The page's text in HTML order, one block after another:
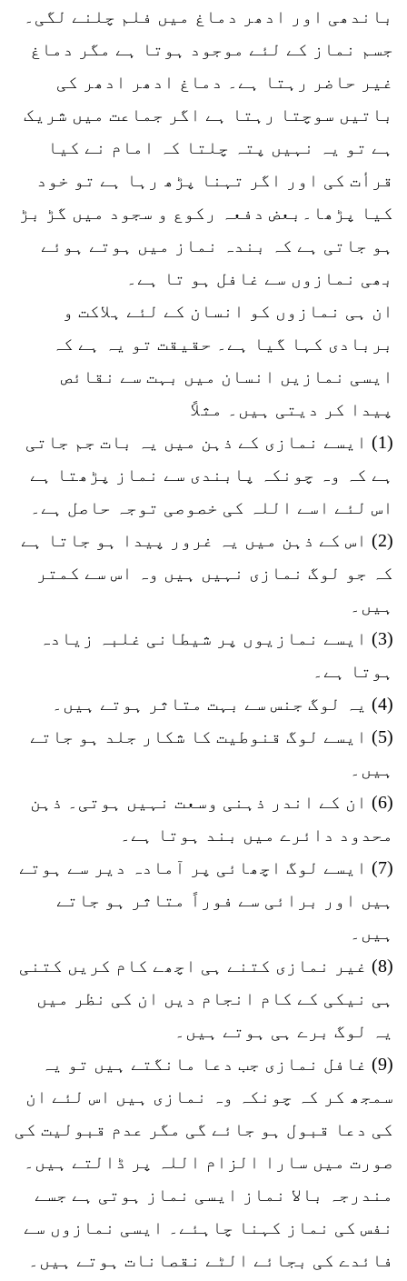
باندھی اور ادھر دماغ میں فلم چلنے لگی۔
جسم نماز کے لئے موجود ہوتا ہے مگر دماغ
غیر حاضر رہتا ہے۔ دماغ ادھر ادھر کی
باتیں سوچتا رہتا ہے اگر جماعت میں شریک
ہے تو یہ نہیں پتہ چلتا کہ امام نے کیا
قرأت کی اور اگر تہنا پڑھ رہا ہے تو خود
کیا پڑھا۔بعض دفعہ رکوع و سجود میں گڑ بڑ
ہو جاتی ہے کہ بندہ نماز میں ہوتے ہوئے
بھی نمازوں سے غافل ہو تا ہے۔
ان ہی نمازوں کو انسان کے لئے ہلاکت و
بربادی کہا گیا ہے۔ حقیقت تو یہ ہے کہ
ایسی نمازیں انسان میں بہت سے نقائص
پیدا کر دیتی ہیں۔ مثلاً
(1) ایسے نمازی کے ذہن میں یہ بات جم جاتی
ہے کہ وہ چونکہ پابندی سے نماز پڑھتا ہے
اس لئے اسے اللہ کی خصوصی توجہ حاصل ہے۔
(2) اس کے ذہن میں یہ غرور پیدا ہو جاتا ہے
کہ جو لوگ نمازی نہیں ہیں وہ اس سے کمتر
ہیں۔
(3) ایسے نمازیوں پر شیطانی غلبہ زیادہ
ہوتا ہے۔
(4) یہ لوگ جنس سے بہت متاثر ہوتے ہیں۔
(5) ایسے لوگ قنوطیت کا شکار جلد ہو جاتے
ہیں۔
(6) ان کے اندر ذہنی وسعت نہیں ہوتی۔ ذہن
محدود دائرے میں بند ہوتا ہے۔
(7) ایسے لوگ اچھائی پر آمادہ دیر سے ہوتے
ہیں اور برائی سے فوراً متاثر ہو جاتے
ہیں۔
(8) غیر نمازی کتنے ہی اچھے کام کریں کتنی
ہی نیکی کے کام انجام دیں ان کی نظر میں
یہ لوگ برے ہی ہوتے ہیں۔
(9) غافل نمازی جب دعا مانگتے ہیں تو یہ
سمجھ کر کہ چونکہ وہ نمازی ہیں اس لئے ان
کی دعا قبول ہو جائے گی مگر عدم قبولیت کی
صورت میں سارا الزام اللہ پر ڈالتے ہیں۔
مندرجہ بالا نماز ایسی نماز ہوتی ہے جسے
نفس کی نماز کہنا چاہئے۔ ایسی نمازوں سے
فائدے کی بجائے الٹے نقصانات ہوتے ہیں۔